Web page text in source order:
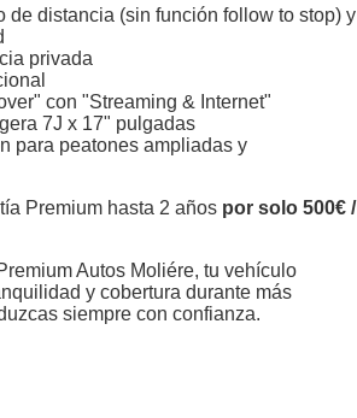
de distancia (sin función follow to stop) y
privada
con "Streaming & Internet"
7J x 17" pulgadas
para peatones ampliadas y
Premium hasta 2 años por solo 500€ /
Autos Moliére, tu vehículo
y cobertura durante más
siempre con confianza.